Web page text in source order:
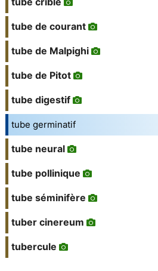
tube de courant
tube de Malpighi
tube de Pitot
tube digestif
tube germinatif
tube neural
tube pollinique
tube séminifère
tuber cinereum
tubercule